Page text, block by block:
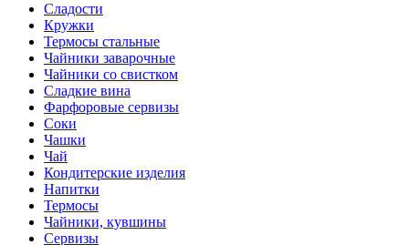
Сладости
Кружки
Термосы стальные
Чайники заварочные
Чайники со свистком
Сладкие вина
Фарфоровые сервизы
Соки
Чашки
Чай
Кондитерские изделия
Напитки
Термосы
Чайники, кувшины
Сервизы